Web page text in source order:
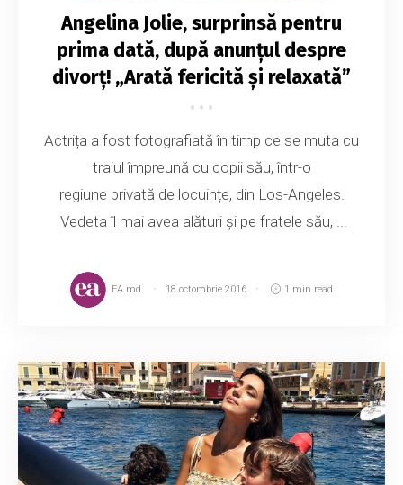
Angelina Jolie, surprinsă pentru
prima dată, după anunțul despre
divorț! „Arată fericită și relaxată”
Actrița a fost fotografiată în timp ce se muta cu
traiul împreună cu copii său, într-o
regiune privată de locuințe, din Los-Angeles.
Vedeta îl mai avea alături și pe fratele său, ...
EA.md 18 octombrie 2016 1 min read